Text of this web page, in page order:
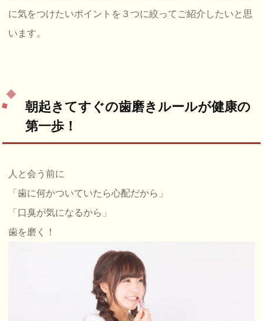
に気をつけたいポイントを３つに絞ってご紹介したいと思
います。
朝起きてすぐの歯磨きルールが健康の
第一歩！
人と会う前に
「歯に何かついていたら心配だから」
「口臭が気になるから」
歯を磨く！